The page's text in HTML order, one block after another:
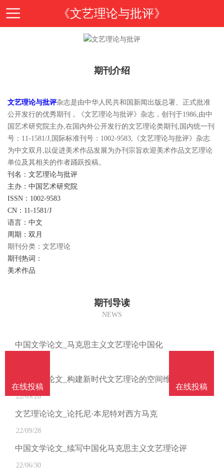
《文艺理论与批评》
刊
导
读
期
刊
介
绍
投
稿
指
南
邮
箱
投
稿
在
线
投
联
系
期刊介绍
文艺理论与批评杂志是由中华人民共和国新闻出版总署、正式批准
公开发行的优秀期刊，《文艺理论与批评》杂志，创刊于1986,由中
国艺术研究院主办,在国内外公开发行的文艺理论类期刊,国内统一刊
号：11-1581/J,国际标准刊号：1002-9583,《文艺理论与批评》杂志
为中文双月,以促进美术作品发展为办刊宗旨欢迎美术作品文艺理论
单位及其相关的作者踊跃投稿。
刊名：文艺理论与批评
主办：中国艺术研究院
ISSN：1002-9583
CN：11-1581/J
语言：中文
周期：双月
期刊分类：文艺理论
期刊热词：
美术作品
期刊导读
NEWS
中国文学论文_马克思主义文艺理论中国化
文艺理论论文_构建新时代文艺理论的空间维度
22/09/28
文艺理论论文_论托尼·本尼特对西方马克
22/09/28
中国文学论文_续写中国化马克思主义文艺理论评
22/06/30
在线投稿
在线投稿